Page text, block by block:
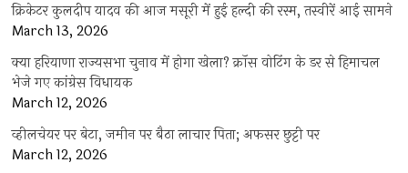
क्रिकेटर कुलदीप यादव की आज मसूरी में हुई हल्दी की रस्म, तस्वीरें आई सामने
March 13, 2026
क्या हरियाणा राज्यसभा चुनाव में होगा खेला? क्रॉस वोटिंग के डर से हिमाचल
भेजे गए कांग्रेस विधायक
March 12, 2026
व्हीलचेयर पर बेटा, जमीन पर बैठा लाचार पिता; अफसर छुट्टी पर
March 12, 2026